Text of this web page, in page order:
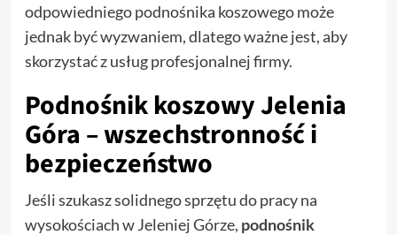
odpowiedniego podnośnika koszowego może
jednak być wyzwaniem, dlatego ważne jest, aby
skorzystać z usług profesjonalnej firmy.
Podnośnik koszowy Jelenia
Góra – wszechstronność i
bezpieczeństwo
Jeśli szukasz solidnego sprzętu do pracy na
wysokościach w Jeleniej Górze, podnośnik